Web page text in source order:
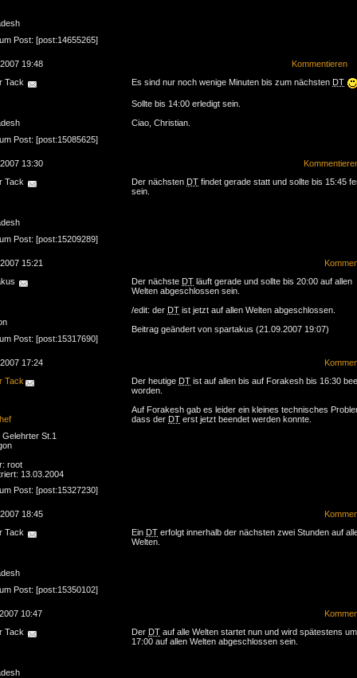
Post: [post:14655265]
19:48
Kommentieren
Tack
Post: [post:15085625]
Es sind nur noch wenige Minuten bis zum nächsten DT
Sollte bis 14:00 erledigt sein.
Ciao, Christian.
13:30
Tack
Post: [post:15209289]
Der nächsten DT findet gerade statt und sollte bis 15:45
sein.
15:21
Post: [post:15317690]
Der nächste DT läuft gerade und sollte bis 20:00 auf allen
Welten abgeschlossen sein.
/edit: der DT ist jetzt auf allen Welten abgeschlossen.
Beitrag geändert von spartakus (21.09.2007 19:07)
17:24
Tack
St.1
root
13.03.2004
Post: [post:15327230]
Der heutige DT ist auf allen bis auf Forakesh bis 16:30
worden.
Auf Forakesh gab es leider ein kleines technisches
dass der DT erst jetzt beendet werden konnte.
18:45
Tack
Post: [post:15350102]
Ein DT erfolgt innerhalb der nächsten zwei Stunden auf
Welten.
10:47
Tack
Der DT auf alle Welten startet nun und wird spätestens um
17:00 auf allen Welten abgeschlossen sein.